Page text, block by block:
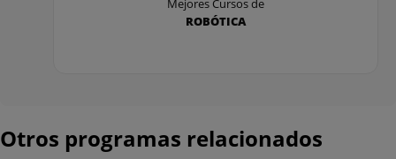
MODULO VIII. DEEP LEARNING
Mejores Cursos de
ROBÓTICA
Otros programas relacionados